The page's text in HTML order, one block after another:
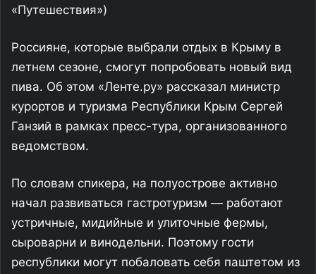
«Путешествия»)
Россияне, которые выбрали отдых в Крыму в
летнем сезоне, смогут попробовать новый вид
пива. Об этом «Ленте.ру» рассказал министр
курортов и туризма Республики Крым Сергей
Ганзий в рамках пресс-тура, организованного
ведомством.
По словам спикера, на полуострове активно
начал развиваться гастротуризм — работают
устричные, мидийные и улиточные фермы,
сыроварни и винодельни. Поэтому гости
республики могут побаловать себя паштетом из